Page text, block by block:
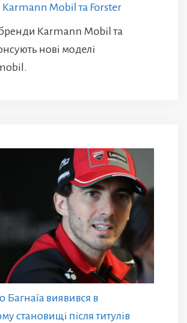
Karmann Mobil та Forster
Karmann Mobil та
нові моделі
Багнаїа виявився в
становищі після титулів